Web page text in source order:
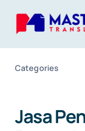
Categories
Jasa